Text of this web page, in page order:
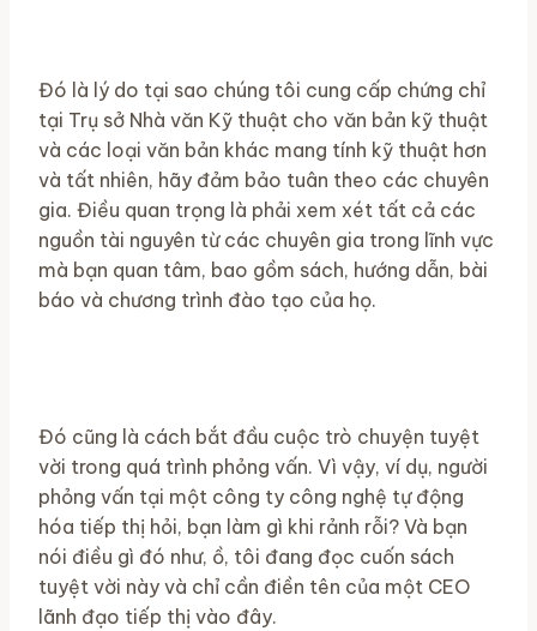
Đó là lý do tại sao chúng tôi cung cấp chứng chỉ
tại Trụ sở Nhà văn Kỹ thuật cho văn bản kỹ thuật
và các loại văn bản khác mang tính kỹ thuật hơn
và tất nhiên, hãy đảm bảo tuân theo các chuyên
gia. Điều quan trọng là phải xem xét tất cả các
nguồn tài nguyên từ các chuyên gia trong lĩnh vực
mà bạn quan tâm, bao gồm sách, hướng dẫn, bài
báo và chương trình đào tạo của họ.
Đó cũng là cách bắt đầu cuộc trò chuyện tuyệt
vời trong quá trình phỏng vấn. Vì vậy, ví dụ, người
phỏng vấn tại một công ty công nghệ tự động
hóa tiếp thị hỏi, bạn làm gì khi rảnh rỗi? Và bạn
nói điều gì đó như, ồ, tôi đang đọc cuốn sách
tuyệt vời này và chỉ cần điền tên của một CEO
lãnh đạo tiếp thị vào đây.